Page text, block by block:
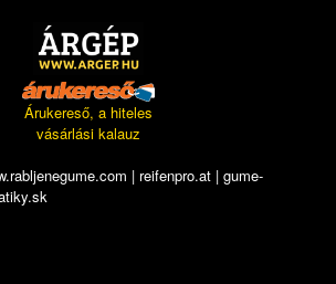
Árukereső, a hiteles
vásárlási kalauz
| reifenpro.at | gume-